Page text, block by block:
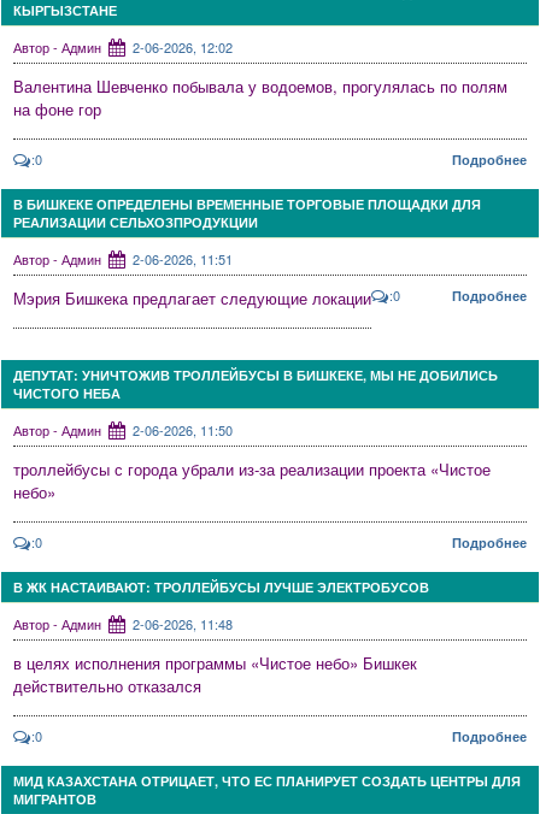
КЫРГЫЗСТАНЕ
Автор - Админ 2-06-2026, 12:02
Валентина Шевченко побывала у водоемов, прогулялась по полям
на фоне гор
:0 Подробнее
В БИШКЕКЕ ОПРЕДЕЛЕНЫ ВРЕМЕННЫЕ ТОРГОВЫЕ ПЛОЩАДКИ ДЛЯ
РЕАЛИЗАЦИИ СЕЛЬХОЗПРОДУКЦИИ
Автор - Админ 2-06-2026, 11:51
Мэрия Бишкека предлагает следующие локации :0 Подробнее
ДЕПУТАТ: УНИЧТОЖИВ ТРОЛЛЕЙБУСЫ В БИШКЕКЕ, МЫ НЕ ДОБИЛИСЬ
ЧИСТОГО НЕБА
Автор - Админ 2-06-2026, 11:50
троллейбусы с города убрали из-за реализации проекта «Чистое
небо»
:0 Подробнее
В ЖК НАСТАИВАЮТ: ТРОЛЛЕЙБУСЫ ЛУЧШЕ ЭЛЕКТРОБУСОВ
Автор - Админ 2-06-2026, 11:48
в целях исполнения программы «Чистое небо» Бишкек
действительно отказался
:0 Подробнее
МИД КАЗАХСТАНА ОТРИЦАЕТ, ЧТО ЕС ПЛАНИРУЕТ СОЗДАТЬ ЦЕНТРЫ ДЛЯ
МИГРАНТОВ